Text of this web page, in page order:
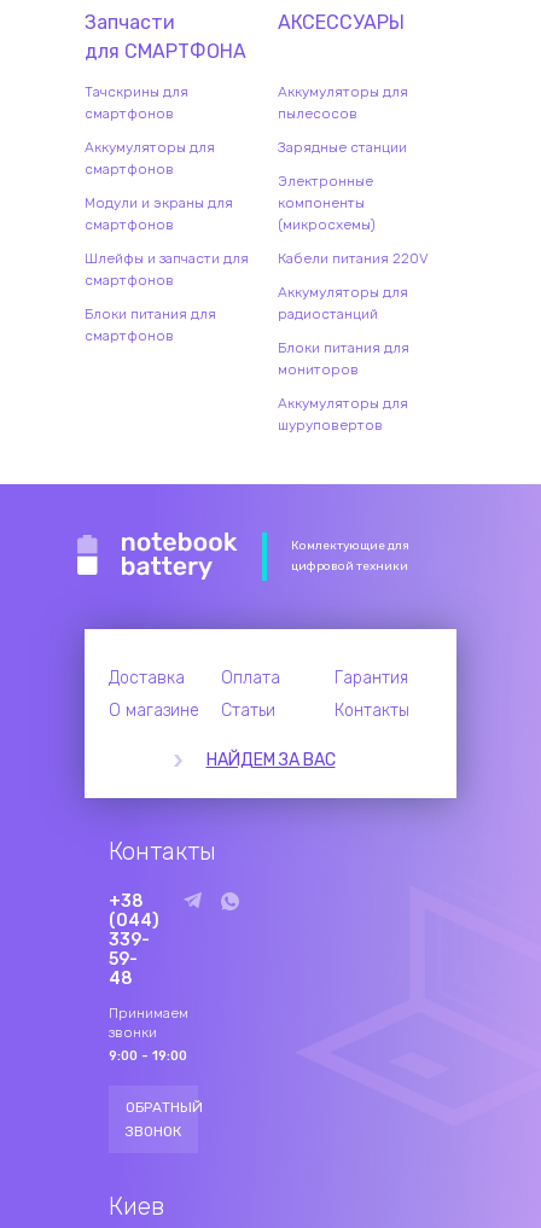
Запчасти
для СМАРТФОНА
Тачскрины для
смартфонов
Аккумуляторы для
смартфонов
Модули и экраны для
смартфонов
Шлейфы и запчасти для
смартфонов
Блоки питания для
смартфонов
АКСЕССУАРЫ
Аккумуляторы для
пылесосов
Зарядные станции
Электронные
компоненты
(микросхемы)
Кабели питания 220V
Аккумуляторы для
радиостанций
Блоки питания для
мониторов
Аккумуляторы для
шуруповертов
Комлектующие для
цифровой техники
Доставка Оплата
Гарантия
О магазине
Статьи Контакты
НАЙДЕМ ЗА ВАС
Контакты
+38
(044)
339-
59-
48
Принимаем
звонки
9:00 - 19:00
ОБРАТНЫЙ
ЗВОНОК
Киев